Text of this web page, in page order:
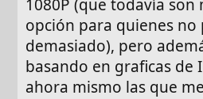
1080P (que todavía son
opción para quienes
demasiado), pero
basando en graficas de
ahora mismo las que